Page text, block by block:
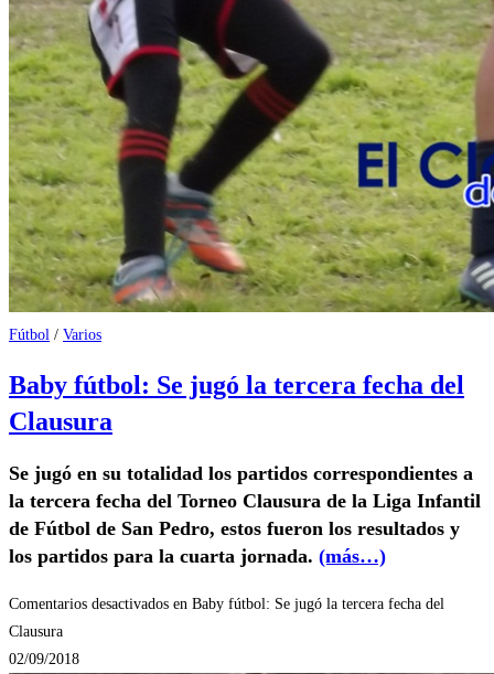
Fútbol / Varios
Baby fútbol: Se jugó la tercera fecha del
Clausura
Se jugó en su totalidad los partidos correspondientes a
la tercera fecha del Torneo Clausura de la Liga Infantil
de Fútbol de San Pedro, estos fueron los resultados y
los partidos para la cuarta jornada. (más…)
Comentarios desactivados en Baby fútbol: Se jugó la tercera fecha del
Clausura
02/09/2018